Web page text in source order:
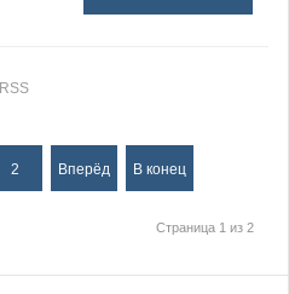
2 Вперёд В конец
Страница 1 из 2